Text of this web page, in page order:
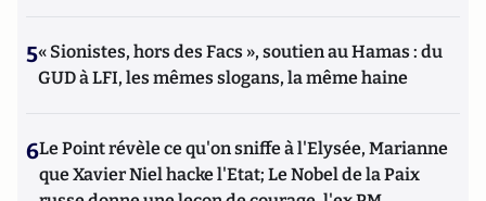
5« Sionistes, hors des Facs », soutien au Hamas : du
GUD à LFI, les mêmes slogans, la même haine
6Le Point révèle ce qu'on sniffe à l'Elysée, Marianne
que Xavier Niel hacke l'Etat; Le Nobel de la Paix